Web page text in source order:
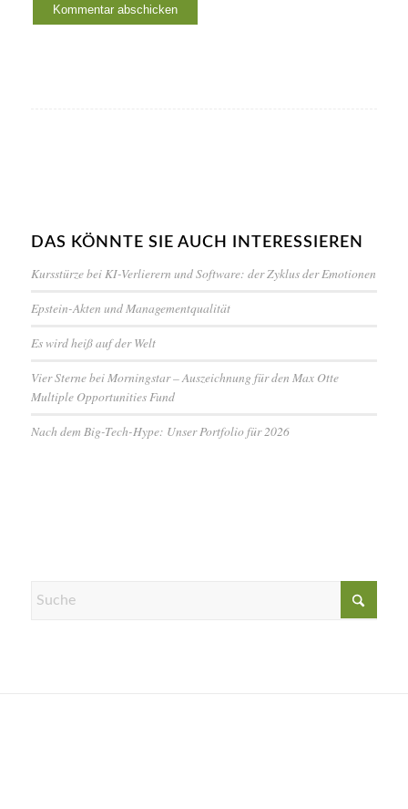
DAS KÖNNTE SIE AUCH INTERESSIEREN
Kursstürze bei KI-Verlierern und Software: der Zyklus der Emotionen
Epstein-Akten und Managementqualität
Es wird heiß auf der Welt
Vier Sterne bei Morningstar – Auszeichnung für den Max Otte
Multiple Opportunities Fund
Nach dem Big-Tech-Hype: Unser Portfolio für 2026